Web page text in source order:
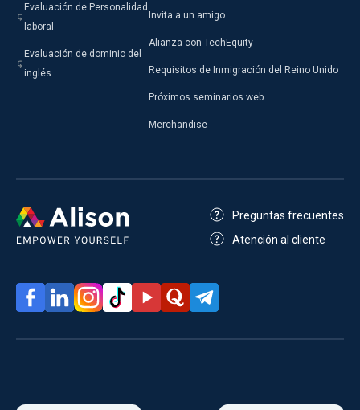
Evaluación de Personalidad
laboral
Evaluación de dominio del
inglés
Invita a un amigo
Alianza con TechEquity
Requisitos de Inmigración del Reino Unido
Próximos seminarios web
Merchandise
Preguntas frecuentes
Atención al cliente